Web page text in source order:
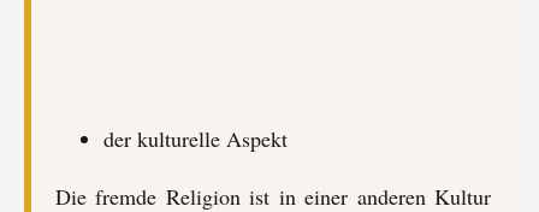
der kulturelle Aspekt
Die fremde Religion ist in einer anderen Kultur